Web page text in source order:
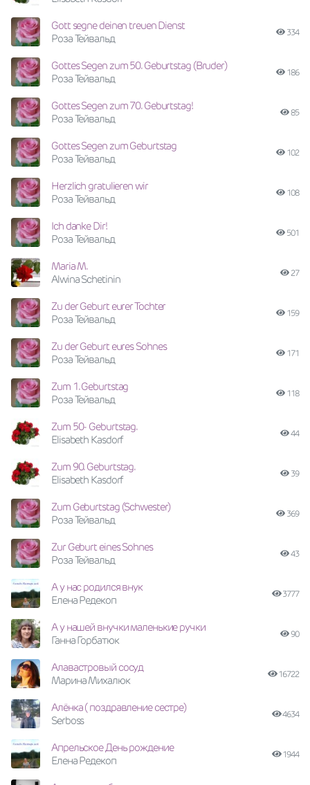
Gott segne deinen treuen Dienst
Роза Тейвальд
334
Gottes Segen zum 50. Geburtstag (Bruder)
Роза Тейвальд
186
Gottes Segen zum 70. Geburtstag!
Роза Тейвальд
85
Gottes Segen zum Geburtstag
Роза Тейвальд
102
Herzlich gratulieren wir
Роза Тейвальд
108
Ich danke Dir!
Роза Тейвальд
501
Maria M.
Alwina Schetinin
27
Zu der Geburt eurer Tochter
Роза Тейвальд
159
Zu der Geburt eures Sohnes
Роза Тейвальд
171
Zum 1. Geburtstag
Роза Тейвальд
118
Zum 50- Geburtstag.
Elisabeth Kasdorf
44
Zum 90. Geburtstag.
Elisabeth Kasdorf
39
Zum Geburtstag (Schwester)
Роза Тейвальд
369
Zur Geburt eines Sohnes
Роза Тейвальд
43
А у нас родился внук
Елена Редекоп
3777
А у нашей внучки маленькие ручки
Ганна Горбатюк
90
Алавастровый сосуд
Марина Михалюк
16722
Алёнка ( поздравление сестре)
Serboss
4634
Апрельское День рождение
Елена Редекоп
1944